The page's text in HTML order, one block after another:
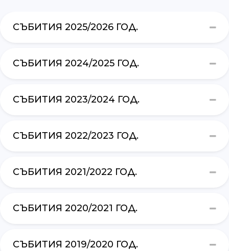
СЪБИТИЯ 2025/2026 ГОД.
СЪБИТИЯ 2024/2025 ГОД.
СЪБИТИЯ 2023/2024 ГОД.
СЪБИТИЯ 2022/2023 ГОД.
СЪБИТИЯ 2021/2022 ГОД.
СЪБИТИЯ 2020/2021 ГОД.
СЪБИТИЯ 2019/2020 ГОД.